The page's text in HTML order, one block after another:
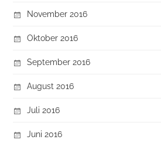
November 2016
Oktober 2016
September 2016
August 2016
Juli 2016
Juni 2016